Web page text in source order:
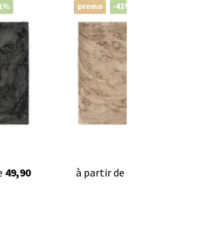
49,90
promo -41%
à partir de